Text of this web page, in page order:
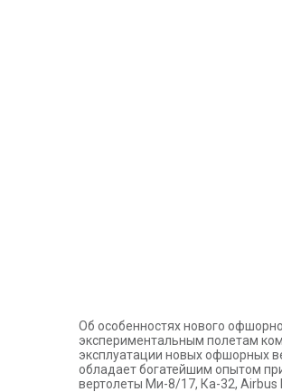
Об особенностях нового
экспериментальным полетам
эксплуатации новых офшорных
обладает богатейшим опытом
вертолеты Ми-8/17, Ка-32, Airbus